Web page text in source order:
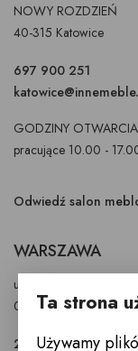
NOWY ROZDZIEŃ
40-315 Katowice
697 900 251
GODZINY
pracujące 10.00 -
Odwiedź salon
WARSZAWA
ul. Puławska 326 -
02-819 Warszawa
22 855 40 97
Ta strona
Używamy